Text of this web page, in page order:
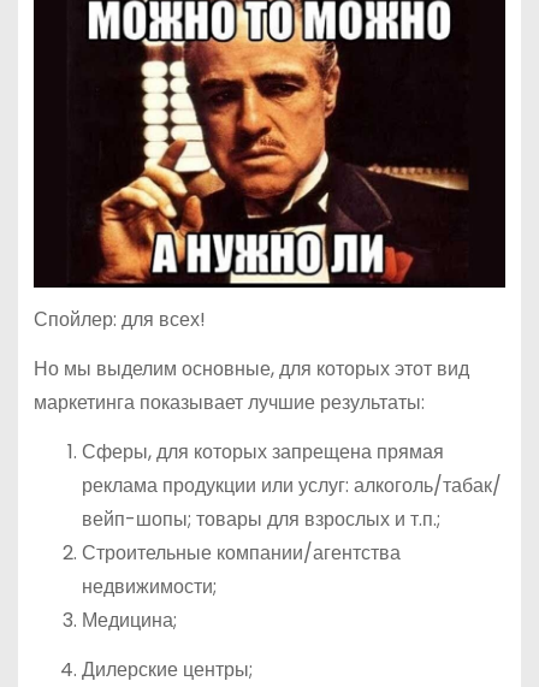
Спойлер: для всех!
Но мы выделим основные, для которых этот вид
маркетинга показывает лучшие результаты:
Сферы, для которых запрещена прямая
реклама продукции или услуг: алкоголь/табак/
вейп-шопы; товары для взрослых и т.п.;
Строительные компании/агентства
недвижимости;
Медицина;
Дилерские центры;